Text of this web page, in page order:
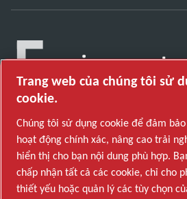
Khám phá cách Atlas Copco
Trang web của chúng tôi sử
cookie.
Chúng tôi sử dụng cookie để đảm
hoạt động chính xác, nâng cao trải
hiển thị cho bạn nội dung phù hợp.
chấp nhận tất cả các cookie, chỉ cho
thiết yếu hoặc quản lý các tùy chọn